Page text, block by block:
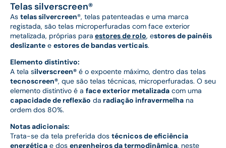
Telas silverscreen®
As telas silvercreen®, telas patenteadas e uma marca
registada, são telas microperfuradas com face exterior
metalizada, próprias para estores de rolo, estores de painéis
deslizante e estores de bandas verticais.
Elemento distintivo:
A tela silverscreen® é o expoente máximo, dentro das telas
tecnoscreen®, que são telas técnicas, microperfuradas. O seu
elemento distintivo é a face exterior metalizada com uma
capacidade de reflexão da radiação infravermelha na
ordem dos 80%.
Notas adicionais:
Trata-se da tela preferida dos técnicos de eficiência
energética e dos engenheiros da termodinâmica, neste